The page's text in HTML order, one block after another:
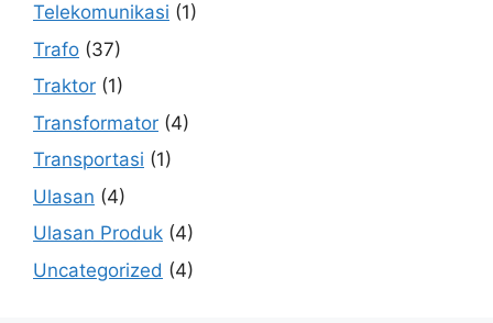
Telekomunikasi (1)
Trafo (37)
Traktor (1)
Transformator (4)
Transportasi (1)
Ulasan (4)
Ulasan Produk (4)
Uncategorized (4)